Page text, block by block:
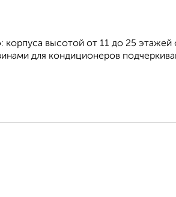
корпуса высотой от 11 до 25
для кондиционеров